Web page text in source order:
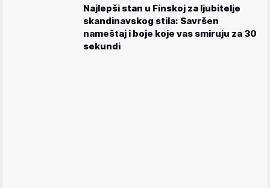
Najlepši stan u Finskoj za ljubitelje
skandinavskog stila: Savršen
nameštaj i boje koje vas smiruju za 30
sekundi